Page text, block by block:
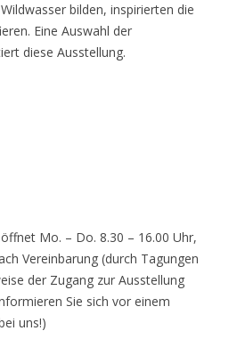
bilden, inspirierten die
Eine Auswahl der
diese Ausstellung.
Mo. – Do. 8.30 – 16.00 Uhr,
Vereinbarung (durch Tagungen
der Zugang zur Ausstellung
Sie sich vor einem
uns!)